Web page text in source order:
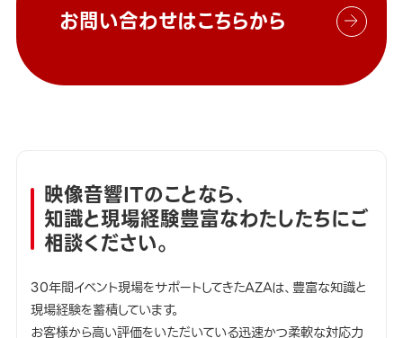
お問い合わせはこちらから
映像音響ITのことなら、
知識と現場経験豊富なわたしたちにご
相談ください。
30年間イベント現場をサポートしてきたAZAは、豊富な知識と
現場経験を蓄積しています。
お客様から高い評価をいただいている迅速かつ柔軟な対応力